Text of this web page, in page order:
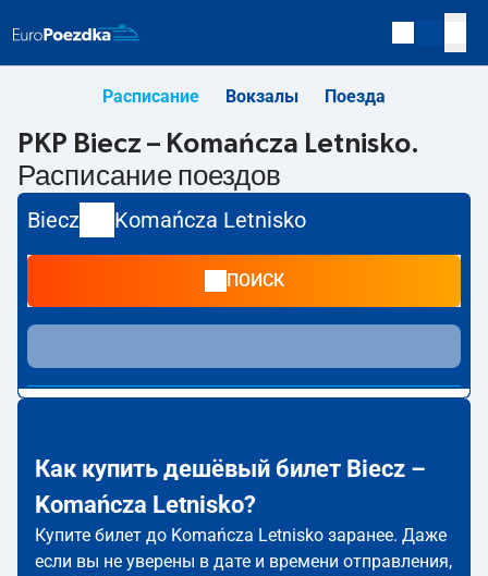
Расписание Вокзалы Поезда
PKP Biecz – Komańcza Letnisko.
Расписание поездов
Biecz Komańcza Letnisko
ПОИСК
Как купить дешёвый билет Biecz –
Komańcza Letnisko?
Купите билет до Komańcza Letnisko заранее. Даже
если вы не уверены в дате и времени отправления,